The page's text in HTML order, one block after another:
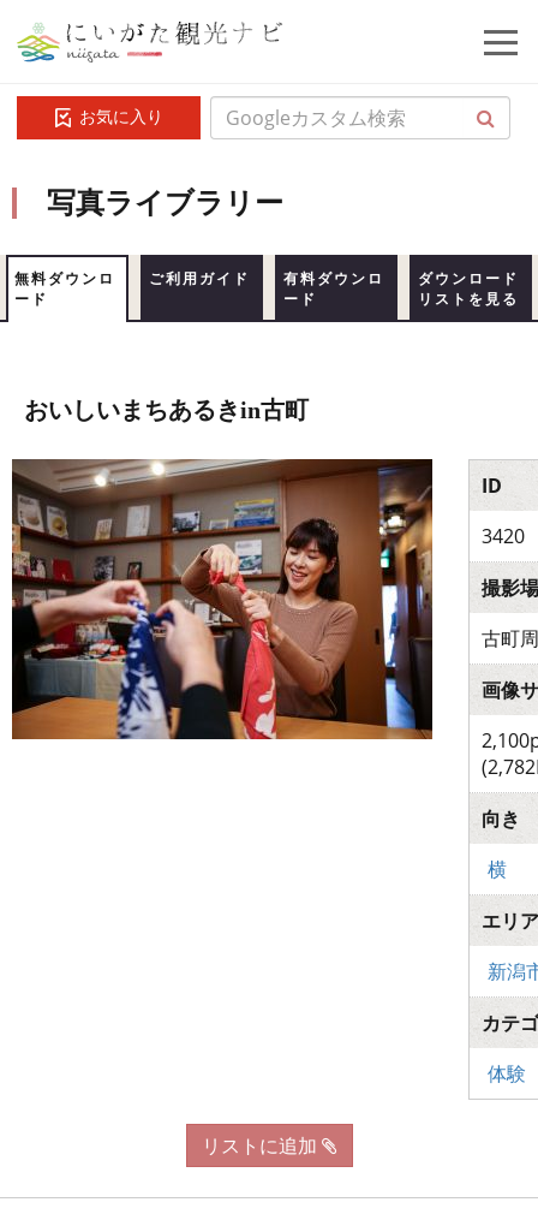
お気に入り
写真ライブラリー
無料ダウンロ
ード
ご利用ガイド
有料ダウンロ
ード
ダウンロード
リストを見る
おいしいまちあるきin古町
ID
3420
撮影
古町
画像
向き
横
エリア
新潟
カテ
体験
リストに追加